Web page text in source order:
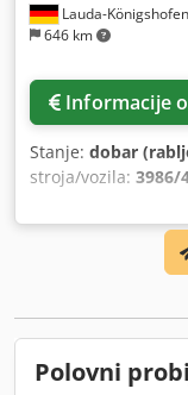
Lauda-Königshofen
646 km
Informacije
Stanje: dobar
stroja/vozila: 3986/
stroja 3986/47,
odmah dostupno
obavijestiti o
dobrodošli da
Polovni